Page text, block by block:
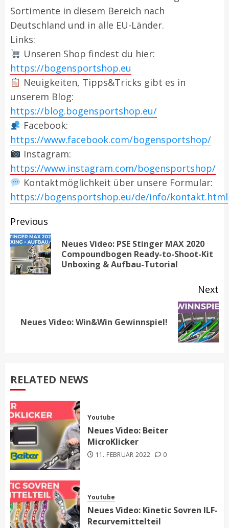
Sortimente in diesem Bereich nach
Deutschland und in alle EU-Länder.
Links:
Unseren Shop findest du hier:
https://bogensportshop.eu
Neuigkeiten, Tipps&Tricks gibt es in
unserem Blog:
https://blog.bogensportshop.eu/
Facebook:
https://www.facebook.com/bogensportshop/
Instagram:
https://www.instagram.com/bogensportshop/
Kontaktmöglichkeit über unsere Formular:
https://bogensportshop.eu/de/info/kontakt.html
Post
navigation
Previous
Neues Video: PSE Stinger MAX 2020
Compoundbogen Ready-to-Shoot-Kit
Unboxing & Aufbau-Tutorial
Next
Next
Neues Video: Win&Win Gewinnspiel!
RELATED NEWS
Youtube
Neues Video: Beiter
MicroKlicker
11. FEBRUAR 2022 0
Youtube
Neues Video: Kinetic Sovren ILF-
Recurvemittelteil